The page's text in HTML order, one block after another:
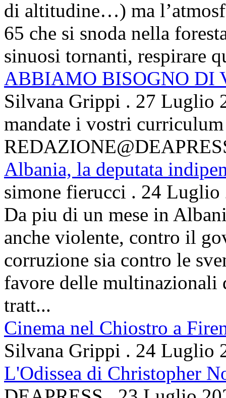
di altitudine…) ma
65 che si snoda nella
sinuosi tornanti, respirare
ABBIAMO BISOGNO DI
Silvana Grippi . 27 Luglio
mandate i vostri
Albania, la deputata
simone fierucci . 24 Luglio
Da piu di un mese in
anche violente, contro il
corruzione sia contro le
favore delle multinazionali
tratt...
Cinema nel Chiostro a
Silvana Grippi . 24 Luglio
L'Odissea di Christopher